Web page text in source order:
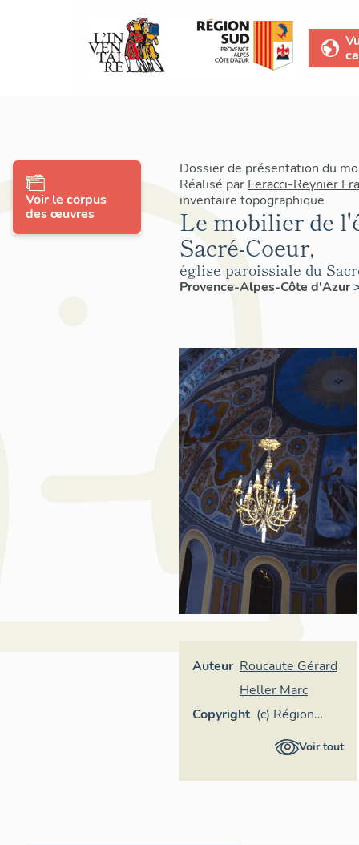
Dossier de présentation du
Réalisé par Feracci-Reynier
inventaire topographique
Le mobilier de
Sacré-Coeur,
église paroissiale du
Provence-Alpes-Côte d'Azur
Auteur Roucaute Gérard
Heller Marc
Copyright (c) Région
Provence-
d'Azur -
Voir tout
Voir le corpus
des œuvres